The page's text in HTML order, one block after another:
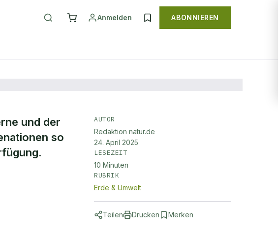
Anmelden ABONNIEREN
und der
so
AUTOR
Redaktion natur.de
24. April 2025
LESEZEIT
10 Minuten
RUBRIK
Erde & Umwelt
Teilen Drucken Merken